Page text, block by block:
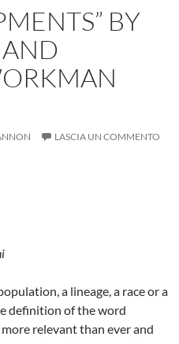
BY
LASCIA UN COMMENTO
a lineage, a race or a
definition of the word
relevant than ever and